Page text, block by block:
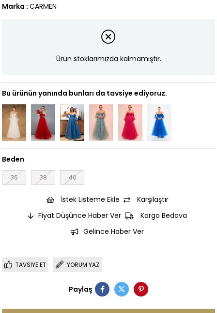
Marka : CARMEN
Ürün stoklarımızda kalmamıştır.
Bu ürünün yanında bunları da tavsiye ediyoruz.
Beden
36 38 40
İstek Listeme Ekle
Karşılaştır
Fiyat Düşünce Haber Ver
Kargo Bedava
Gelince Haber Ver
TAVSIYE ET YORUM YAZ
Paylaş